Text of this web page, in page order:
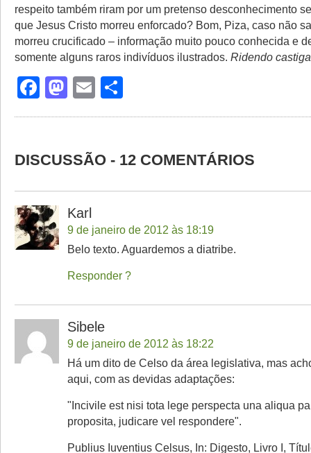
respeito também riram por um pretenso desconhecimento
que Jesus Cristo morreu enforcado? Bom, Piza, caso não
morreu crucificado – informação muito pouco conhecida e
somente alguns raros indivíduos ilustrados. Ridendo
Facebook
Mastodon
Email
DISCUSSÃO - 12 COMENTÁRIOS
Karl
9 de janeiro de 2012 às 18:19
Belo texto. Aguardemos a diatribe.
Responder
Sibele
9 de janeiro de 2012 às 18:22
Há um dito de Celso da área legislativa, mas
aqui, com as devidas adaptações:
"Incivile est nisi tota lege perspecta una aliqua
proposita, judicare vel respondere".
Publius Iuventius Celsus, In: Digesto, Livro I,